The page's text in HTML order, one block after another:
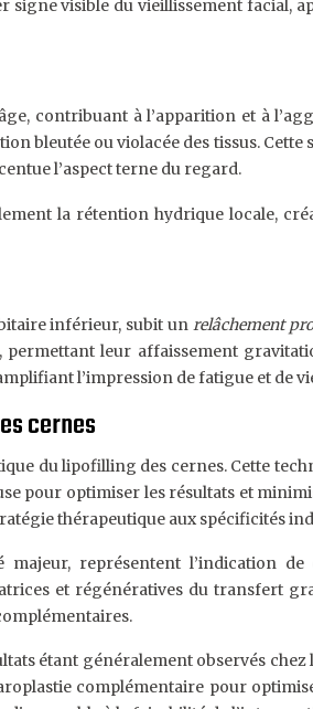
visible du vieillissement facial,
contribuant à l’apparition et à
ou violacée des tissus.
l’aspect terne du regard.
la rétention hydrique locale,
inférieur, subit unrelâchement
leur affaissement
l’impression de fatigue et de
cernes
du lipofilling des cernes. Cette
pour optimiser les résultats et
thérapeutique aux spécificités
majeur, représentent l’indication
et régénératives du transfert
étant généralement observés
complémentaire pour